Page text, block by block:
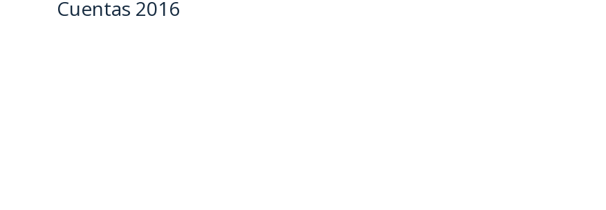
Cuentas 2016